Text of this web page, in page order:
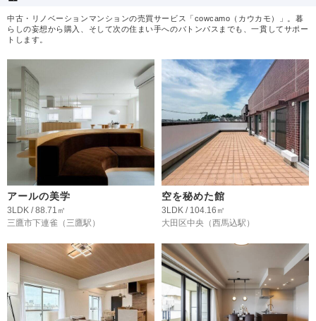
中古・リノベーションマンションの売買サービス「cowcamo（カウカモ）」。暮
らしの妄想から購入、そして次の住まい手へのバトンパスまでも、一貫してサポー
トします。
アールの美学
3LDK / 88.71㎡
三鷹市下連雀 （三鷹駅）
空を秘めた館
3LDK / 104.16㎡
大田区中央 （西馬込駅）